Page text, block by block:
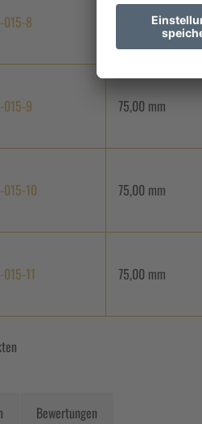
015-8 75,00 mm
015-9 75,00 mm
10 75,00 mm
11 75,00 mm
Bewertungen